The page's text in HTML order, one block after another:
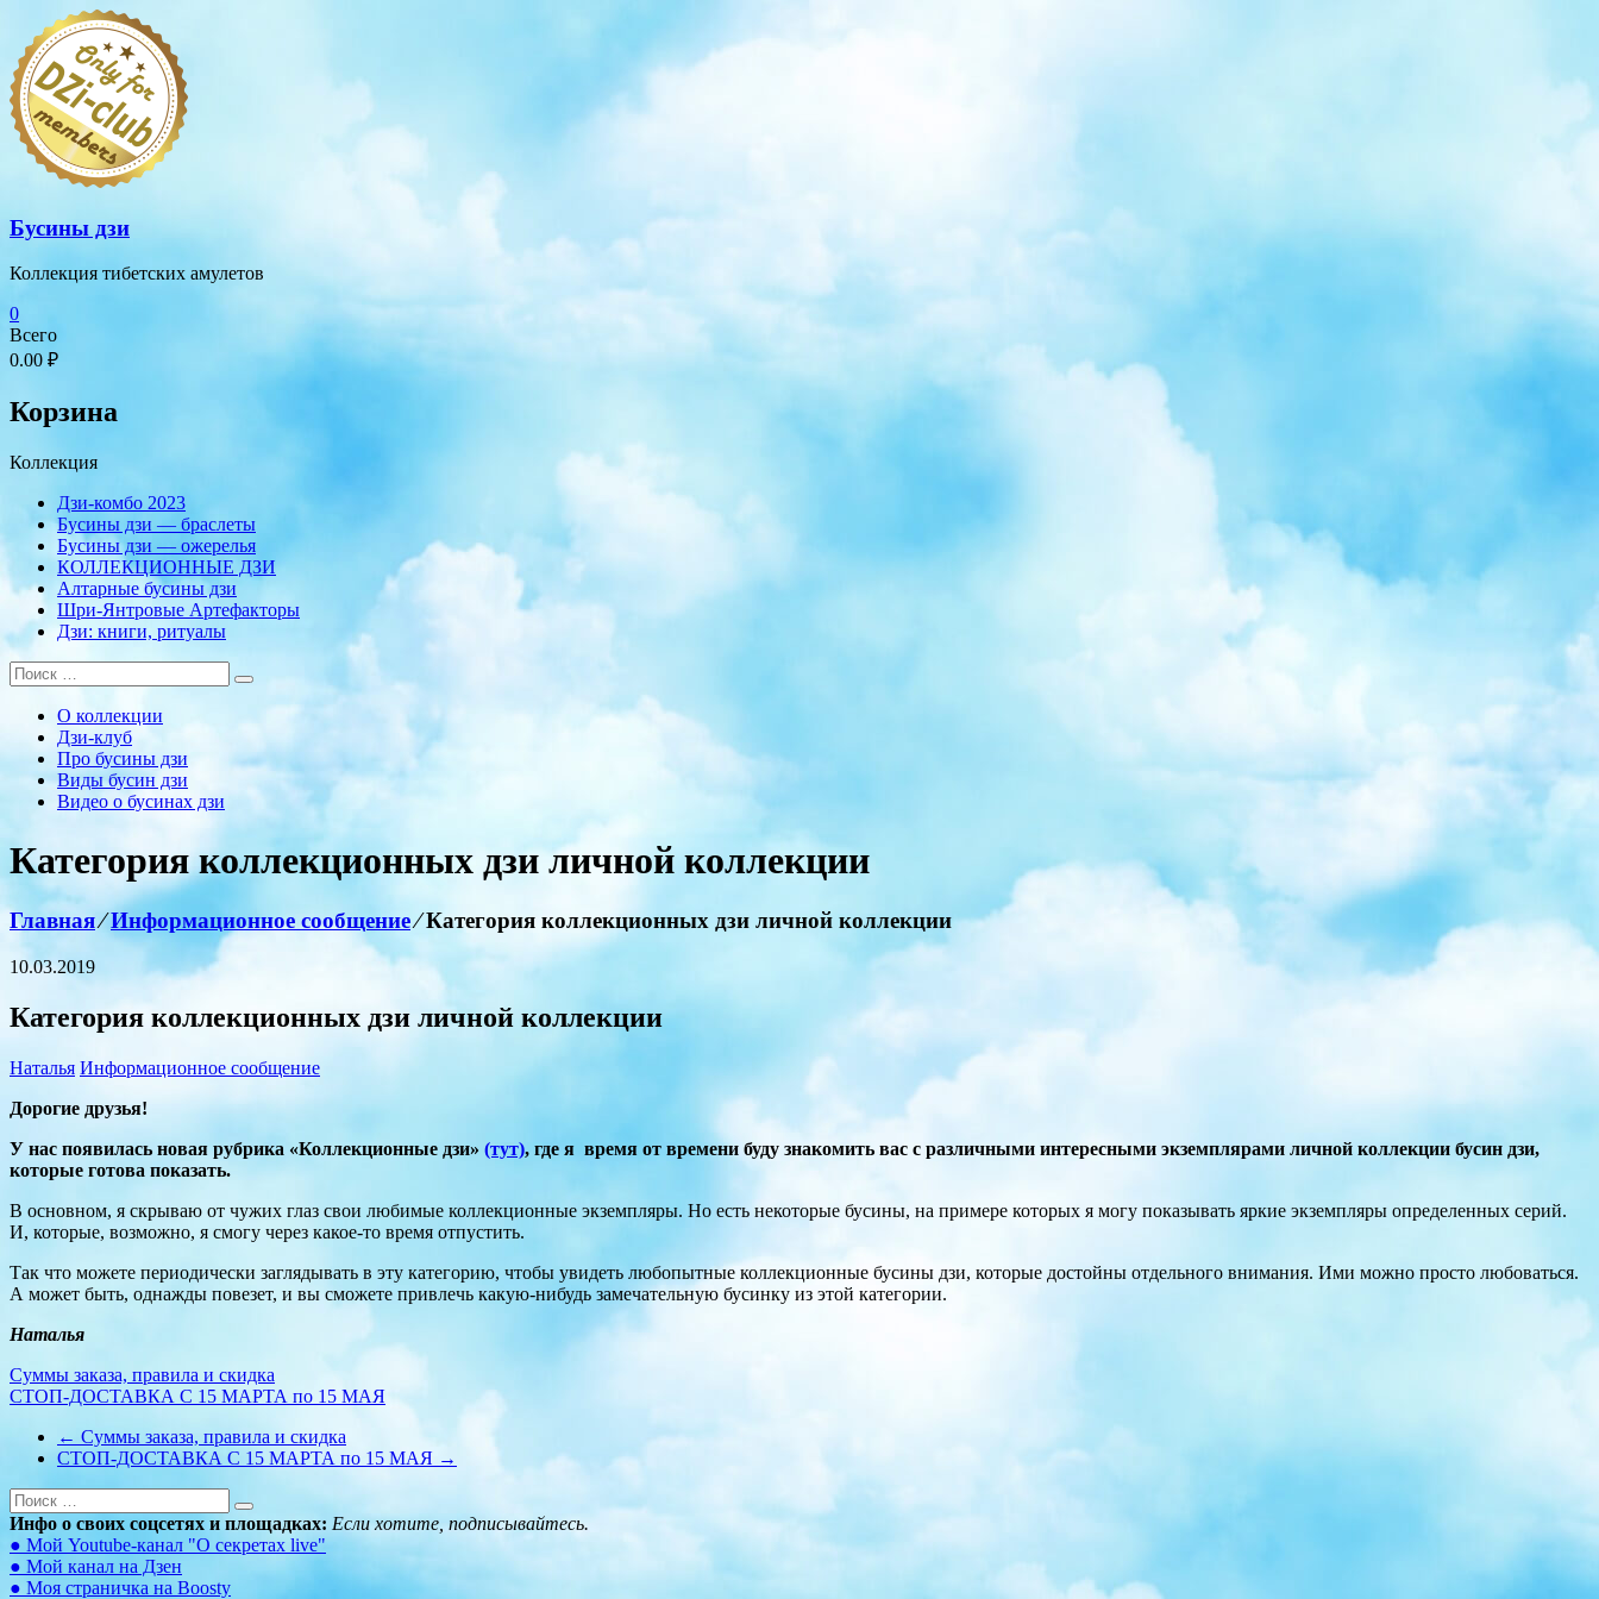
Перейти
содержимому
Бусины дзи
Коллекция тибетских амулетов
0
Всего
0.00 ₽
Корзина
Коллекция
Дзи-комбо 2023
Бусины дзи — браслеты
Бусины дзи — ожерелья
КОЛЛЕКЦИОННЫЕ ДЗИ
Алтарные бусины дзи
Шри-Янтровые Артефакторы
Дзи: книги, ритуалы
О коллекции
Дзи-клуб
Про бусины дзи
Виды бусин дзи
Видео о бусинах дзи
Категория коллекционных дзи личной коллекции
Главная⁄Информационное сообщение⁄Категория коллекционных дзи личной коллекции
10.03.2019
Категория коллекционных дзи личной коллекции
Наталья Информационное сообщение
Дорогие друзья!
У нас появилась новая рубрика «Коллекционные дзи» (тут), где я время от времени буду знакомить вас с различными интересными экземплярами личной коллекции бусин дзи,
которые готова показать.
В основном, я скрываю от чужих глаз свои любимые коллекционные экземпляры. Но есть некоторые бусины, на примере которых я могу показывать яркие экземпляры определенных серий.
И, которые, возможно, я смогу через какое-то время отпустить.
Так что можете периодически заглядывать в эту категорию, чтобы увидеть любопытные коллекционные бусины дзи, которые достойны отдельного внимания. Ими можно просто любоваться.
А может быть, однажды повезет, и вы сможете привлечь какую-нибудь замечательную бусинку из этой категории.
Наталья
Навигация
по
записям
Суммы заказа, правила и скидка
СТОП-ДОСТАВКА С 15 МАРТА по 15 МАЯ
← Суммы заказа, правила и скидка
СТОП-ДОСТАВКА С 15 МАРТА по 15 МАЯ →
Инфо о своих соцсетях и площадках: Если хотите, подписывайтесь.
● Мой Youtube-канал "О секретах live"
● Мой канал на Дзен
● Моя страничка на Boosty